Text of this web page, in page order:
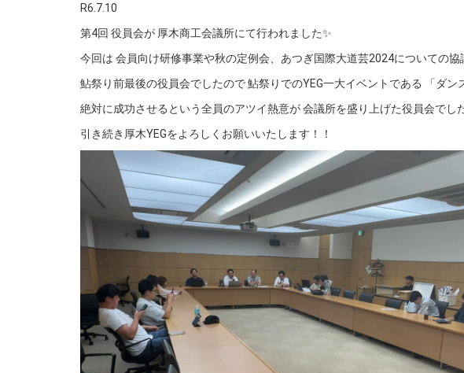
R6.7.10
第4回 役員会が 厚木商工会議所にて行われました✨
今回は 会員向け研修事業や秋の定例会、あつぎ国際大道芸2024についての協
鮎祭り前最後の役員会でしたので 鮎祭りでのYEG一大イベントである 「ダ
絶対に成功させるという全員のアツイ熱意が 会議所を盛り上げた役員会でし
引き続き厚木YEGをよろしくお願いいたします！！